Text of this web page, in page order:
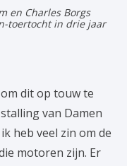
en Charles Borgs
toertocht in drie jaar
dit op touw te
van Damen
heb veel zin om de
motoren zijn. Er